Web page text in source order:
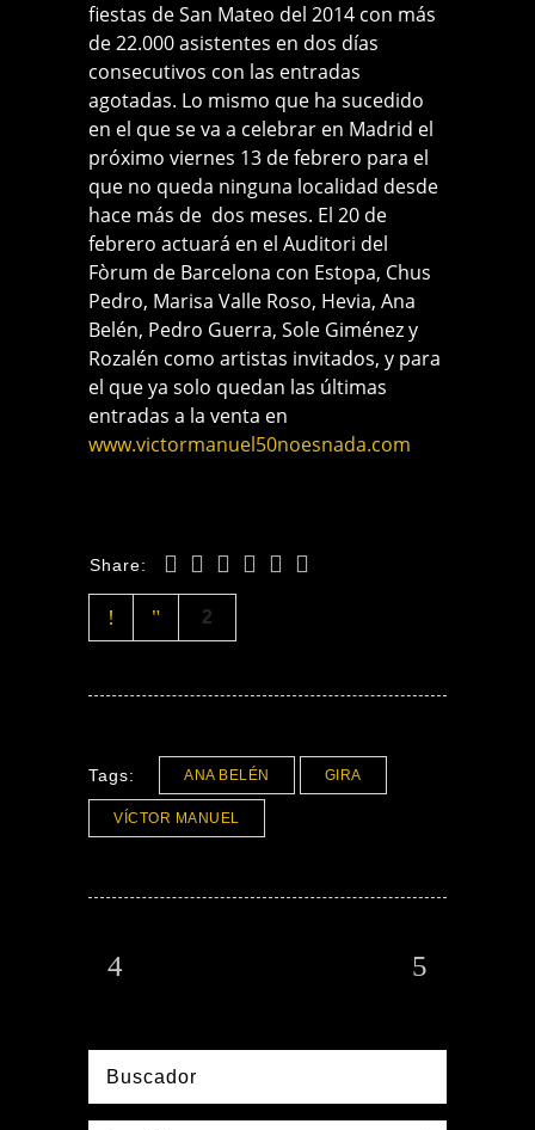
fiestas de San Mateo del 2014 con más
de 22.000 asistentes en dos días
consecutivos con las entradas
agotadas. Lo mismo que ha sucedido
en el que se va a celebrar en Madrid el
próximo viernes 13 de febrero para el
que no queda ninguna localidad desde
hace más de dos meses. El 20 de
febrero actuará en el Auditori del
Fòrum de Barcelona con Estopa, Chus
Pedro, Marisa Valle Roso, Hevia, Ana
Belén, Pedro Guerra, Sole Giménez y
Rozalén como artistas invitados, y para
el que ya solo quedan las últimas
entradas a la venta en
www.victormanuel50noesnada.com
Share:
2
Tags: ANA BELÉN GIRA
VÍCTOR MANUEL
Buscador